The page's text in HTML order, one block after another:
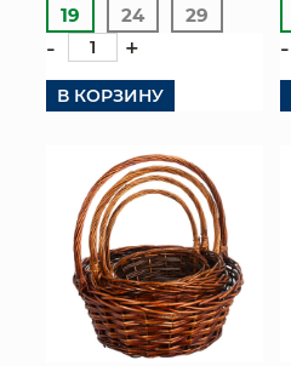
19 24 29
- +
В КОРЗИНУ
-